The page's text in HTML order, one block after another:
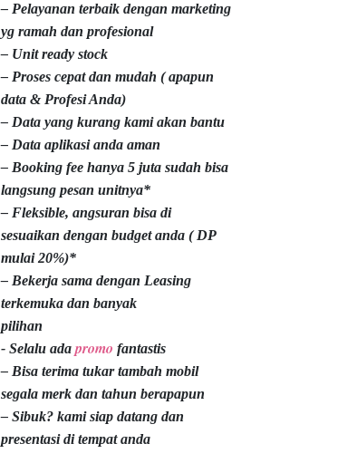
– Pelayanan terbaik dengan marketing
yg ramah dan profesional
– Unit ready stock
– Proses cepat dan mudah ( apapun
data & Profesi Anda)
– Data yang kurang kami akan bantu
– Data aplikasi anda aman
– Booking fee hanya 5 juta sudah bisa
langsung pesan unitnya*
– Fleksible, angsuran bisa di
sesuaikan dengan budget anda ( DP
mulai 20%)*
– Bekerja sama dengan Leasing
terkemuka dan banyak
pilihan
- Selalu ada promo fantastis
– Bisa terima tukar tambah mobil
segala merk dan tahun berapapun
– Sibuk? kami siap datang dan
presentasi di tempat anda